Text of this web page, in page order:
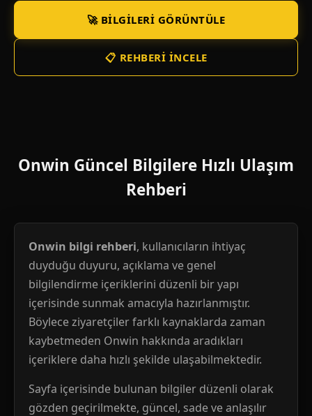
🚀 BILGILERI GÖRÜNTÜLE
📋 REHBERI İNCELE
Onwin Güncel Bilgilere Hızlı Ulaşım
Rehberi
Onwin bilgi rehberi, kullanıcıların ihtiyaç
duyduğu duyuru, açıklama ve genel
bilgilendirme içeriklerini düzenli bir yapı
içerisinde sunmak amacıyla hazırlanmıştır.
Böylece ziyaretçiler farklı kaynaklarda zaman
kaybetmeden Onwin hakkında aradıkları
içeriklere daha hızlı şekilde ulaşabilmektedir.
Sayfa içerisinde bulunan bilgiler düzenli olarak
gözden geçirilmekte, güncel, sade ve anlaşılır